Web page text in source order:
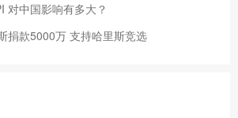
对中国影响有多大？
捐款5000万 支持哈里斯竞选